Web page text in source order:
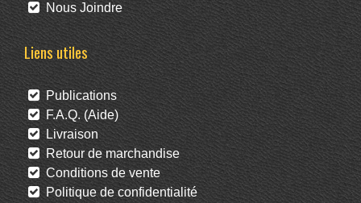
Nous Joindre
Liens utiles
Publications
F.A.Q. (Aide)
Livraison
Retour de marchandise
Conditions de vente
Politique de confidentialité